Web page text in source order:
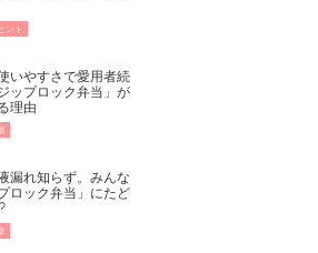
ント
いやすさで愛用者続
ップロック弁当」が
理由
漏れ知らず。みんな
ロック弁当」にたど